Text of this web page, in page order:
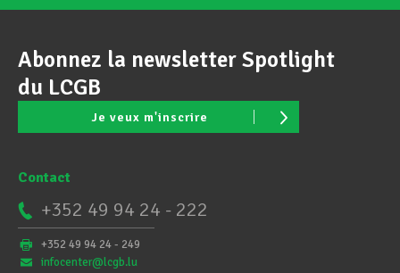
Abonnez la newsletter Spotlight
du LCGB
Je veux m'inscrire
Contact
+352 49 94 24 - 222
+352 49 94 24 - 249
infocenter@lcgb.lu